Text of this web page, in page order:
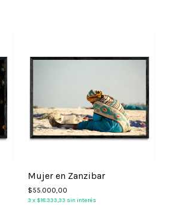
Mujer en Zanzibar
$55.000,00
3 x $18.333,33 sin interés